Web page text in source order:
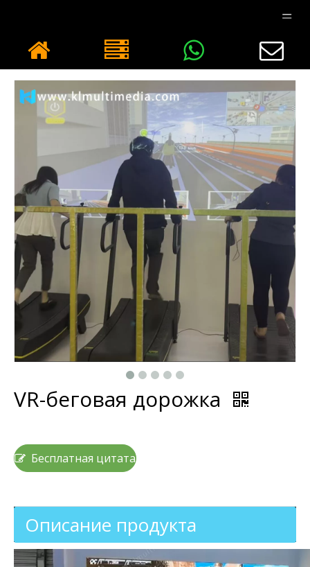
VR-беговая дорожка
Бесплатная цитата
Описание продукта